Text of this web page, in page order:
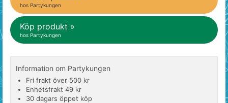
hos Partykungen
Köp produkt »
hos Partykungen
Information om Partykungen
Fri frakt över 500 kr
Enhetsfrakt 49 kr
30 dagars öppet köp